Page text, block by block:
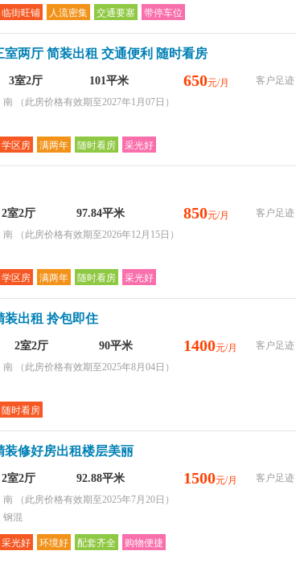
临街旺铺 人流密集 交通要塞 带停车位
室两厅 简装出租 交通便利 随时看房
3室2厅 101平米 650元/月 客户足迹
南
（此房价格有效期至2027年1月07日）
学区房 满两年 随时看房 采光好
2室2厅 97.84平米 850元/月 客户足迹
南
（此房价格有效期至2026年12月15日）
学区房 满两年 随时看房 采光好
装出租 拎包即住
2室2厅 90平米 1400元/月 客户足迹
南
（此房价格有效期至2025年8月04日）
随时看房
装修好房出租楼层美丽
2室2厅 92.88平米 1500元/月 客户足迹
南
（此房价格有效期至2025年7月20日）
钢混
采光好 环境好 配套齐全 购物便捷